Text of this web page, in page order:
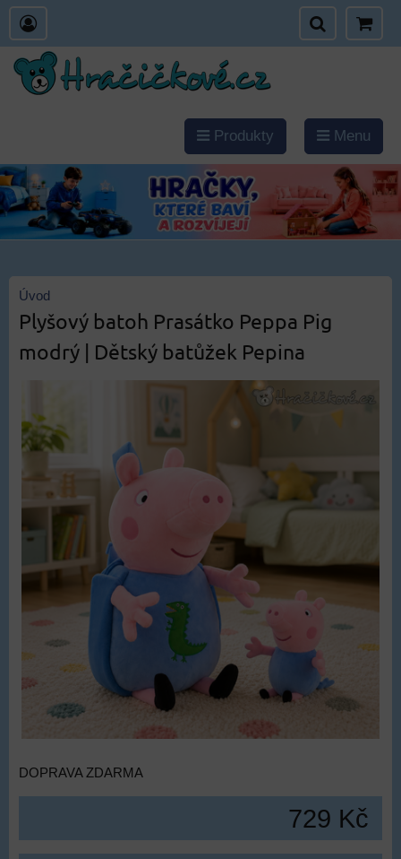
Produkty Menu
Úvod
Plyšový batoh Prasátko Peppa Pig
modrý | Dětský batůžek Pepina
DOPRAVA ZDARMA
729 Kč